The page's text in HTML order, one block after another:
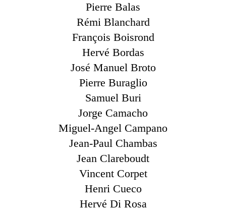
Pierre Balas
Rémi Blanchard
François Boisrond
Hervé Bordas
José Manuel Broto
Pierre Buraglio
Samuel Buri
Jorge Camacho
Miguel-Angel Campano
Jean-Paul Chambas
Jean Clareboudt
Vincent Corpet
Henri Cueco
Hervé Di Rosa